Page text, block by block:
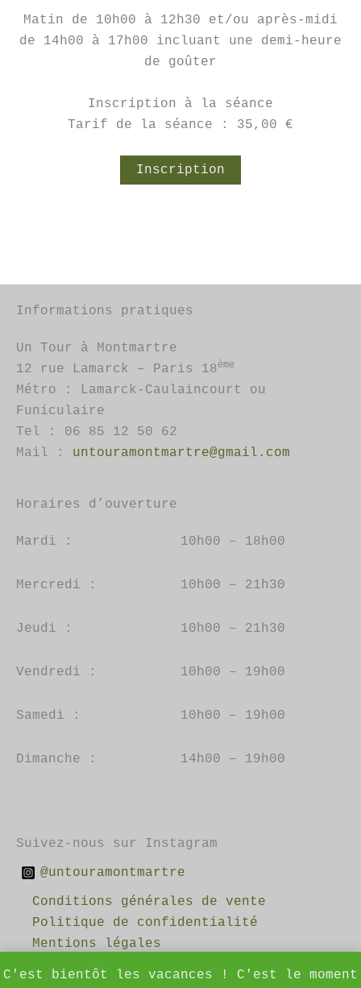
C'est bientôt les vacances ! C'est le moment
Matin de 10h00 à 12h30 et/ou après-midi
de 14h00 à 17h00 incluant une demi-heure
de goûter
Inscription à la séance
Tarif de la séance : 35,00 €
Inscription
Informations pratiques
Un Tour à Montmartre
12 rue Lamarck – Paris 18ème
Métro : Lamarck-Caulaincourt ou
Funiculaire
Tel : 06 85 12 50 62
Mail : untouramontmartre@gmail.com
Horaires d’ouverture
Mardi : 10h00 – 18h00
Mercredi : 10h00 – 21h30
Jeudi : 10h00 – 21h30
Vendredi : 10h00 – 19h00
Samedi : 10h00 – 19h00
Dimanche : 14h00 – 19h00
Suivez-nous sur Instagram
@untouramontmartre
Conditions générales de vente
Politique de confidentialité
Mentions légales